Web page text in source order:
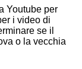
Youtube per
i video di
se il
o la vecchia